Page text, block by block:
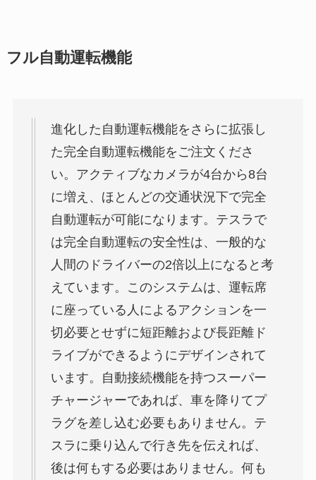
フル自動運転機能
進化した自動運転機能をさらに拡張し
た完全自動運転機能をご注文くださ
い。アクティブなカメラが4台から8台
に増え、ほとんどの交通状況下で完全
自動運転が可能になります。テスラで
は完全自動運転の安全性は、一般的な
人間のドライバーの2倍以上になると考
えています。このシステムは、運転席
に座っている人によるアクションを一
切必要とせずに短距離および長距離ド
ライブができるようにデザインされて
います。自動接続機能を持つスーパー
チャージャーであれば、車を降りてプ
ラグを差し込む必要もありません。テ
スラに乗り込んで行き先を伝えれば、
後は何もする必要はありません。何も